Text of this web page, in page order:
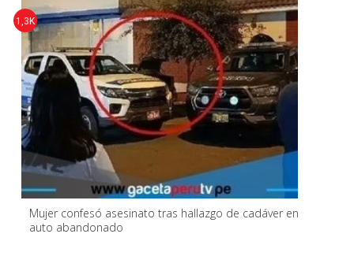
Mujer confesó asesinato tras hallazgo de cadáver en
auto abandonado
1,3K